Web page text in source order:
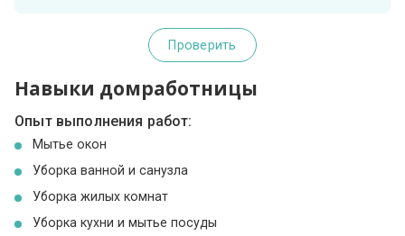
Проверить
Навыки домработницы
Опыт выполнения работ:
Мытье окон
Уборка ванной и санузла
Уборка жилых комнат
Уборка кухни и мытье посуды